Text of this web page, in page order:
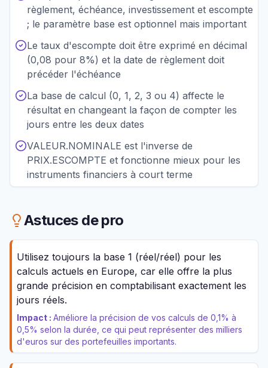
règlement, échéance, investissement et escompte
; le paramètre base est optionnel mais important
Le taux d'escompte doit être exprimé en décimal
(0,08 pour 8%) et la date de règlement doit
précéder l'échéance
La base de calcul (0, 1, 2, 3 ou 4) affecte le
résultat en changeant la façon de compter les
jours entre les deux dates
VALEUR.NOMINALE est l'inverse de
PRIX.ESCOMPTE et fonctionne mieux pour les
instruments financiers à court terme
Astuces de pro
Utilisez toujours la base 1 (réel/réel) pour les
calculs actuels en Europe, car elle offre la plus
grande précision en comptabilisant exactement les
jours réels.
Impact : Améliore la précision de vos calculs de 0,1% à
0,5% selon la durée, ce qui peut représenter des milliers
d'euros sur des portefeuilles importants.